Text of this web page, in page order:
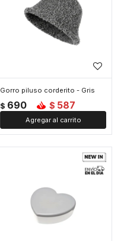
Gorro piluso corderito - Gris
$ 690 $ 587